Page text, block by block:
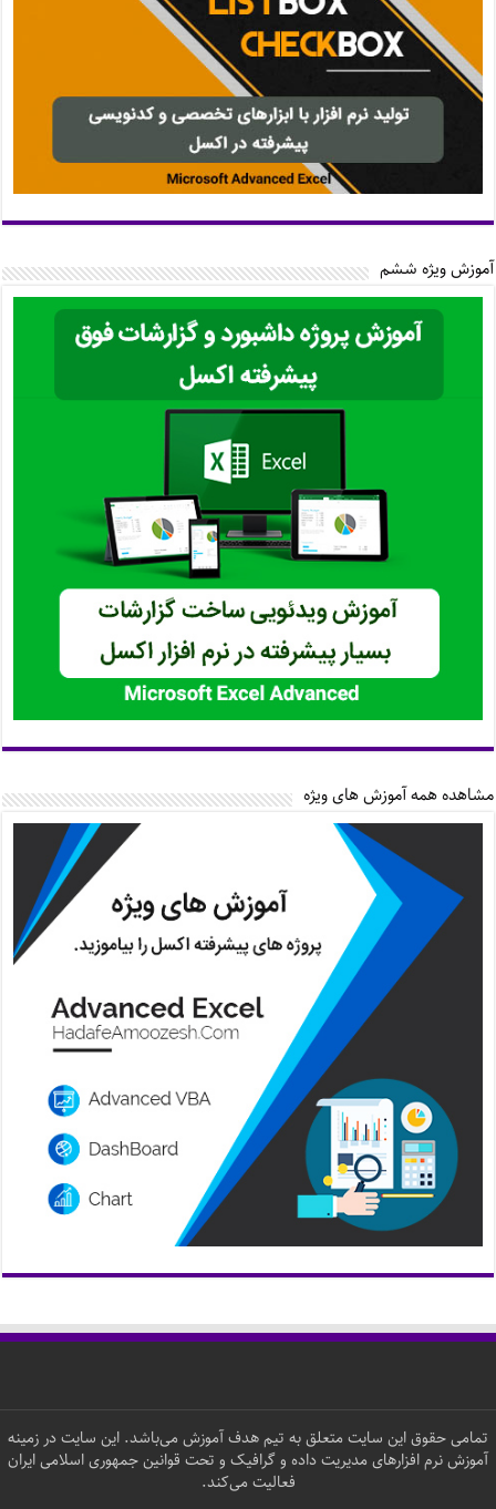
آموزش ویژه ششم
مشاهده همه آموزش های ویژه
تمامی حقوق این سایت متعلق به تیم هدف آموزش می‌باشد. این سایت در زمینه
آموزش نرم افزارهای مدیریت داده و گرافیک و تحت قوانین جمهوری اسلامی ایران
فعالیت می‌کند.